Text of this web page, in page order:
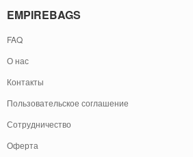
EMPIREBAGS
FAQ
О нас
Контакты
Пользовательское соглашение
Сотрудничество
Оферта